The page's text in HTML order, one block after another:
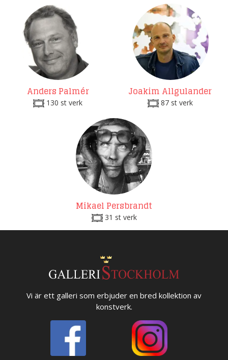
Anders Palmér
130 st verk
Joakim Allgulander
87 st verk
Mikael Persbrandt
31 st verk
Vi är ett galleri som erbjuder en bred kollektion av
konstverk.